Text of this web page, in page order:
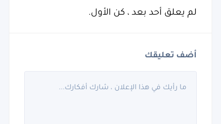
لم يعلق أحد بعد ، كن الأول.
أضف تعليقك